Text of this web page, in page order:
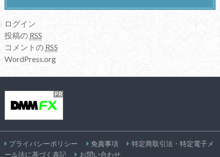
ログイン
投稿の RSS
コメントの RSS
WordPress.org
プライバシーポリシー 免責事項
特定商取引法・特定電子メ
ール法に基づく表記
お問い合わせ